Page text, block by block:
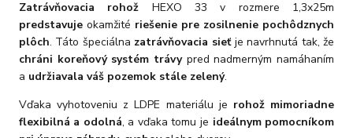
Zatrávňovacia rohož HEXO 33 v rozmere 1,3x25m
predstavujeokamžité riešenie pre zosilnenie pochôdznych
plôch. Táto špeciálna zatrávňovacia sieťje navrhnutá tak, že
chráni koreňový systém trávypred nadmerným namáhaním
a udržiavala váš pozemok stále zelený.
Vďaka vyhotoveniu z LDPE materiálu je rohož mimoriadne
flexibilná a odolná, a vďaka tomu je ideálnym pomocníkom